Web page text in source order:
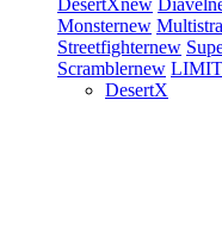
DesertXnew Diavel
Monsternew
Streetfighternew
Scramblernew
DesertX